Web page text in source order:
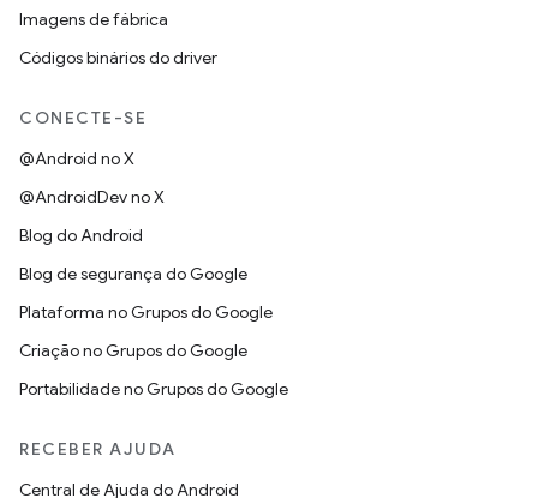
Imagens de fábrica
Códigos binários do driver
CONECTE-SE
@Android no X
@AndroidDev no X
Blog do Android
Blog de segurança do Google
Plataforma no Grupos do Google
Criação no Grupos do Google
Portabilidade no Grupos do Google
RECEBER AJUDA
Central de Ajuda do Android